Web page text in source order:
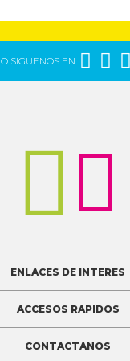
O SIGUENOS EN   

ENLACES DE INTERES
ACCESOS RAPIDOS
CONTACTANOS